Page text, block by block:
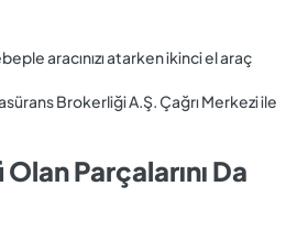
aracınızı atarken ikinci el araç
Brokerliği A.Ş. Çağrı Merkezi ile
Parçalarını Da